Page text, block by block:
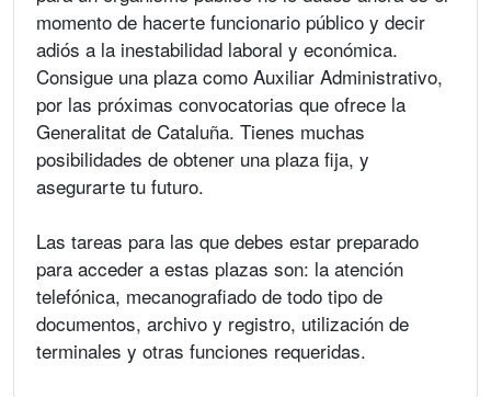
momento de hacerte funcionario público y decir
adiós a la inestabilidad laboral y económica.
Consigue una plaza como Auxiliar Administrativo,
por las próximas convocatorias que ofrece la
Generalitat de Cataluña. Tienes muchas
posibilidades de obtener una plaza fija, y
asegurarte tu futuro.
Las tareas para las que debes estar preparado
para acceder a estas plazas son: la atención
telefónica, mecanografiado de todo tipo de
documentos, archivo y registro, utilización de
terminales y otras funciones requeridas.